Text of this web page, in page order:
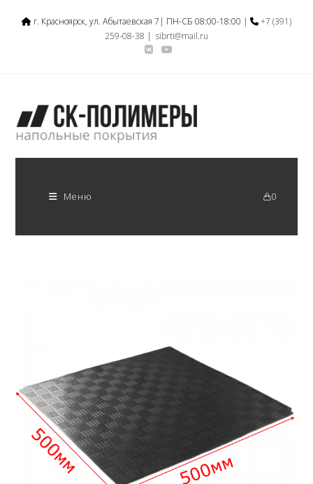
г. Красноярск, ул. Абытаевская 7| ПН-СБ 08:00-18:00 |
+7 (391)
259-08-38 | sibrti@mail.ru
0
Меню